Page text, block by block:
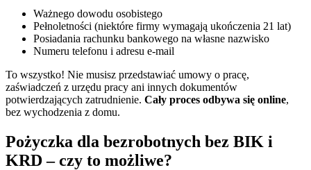
Ważnego dowodu osobistego
Pełnoletności (niektóre firmy wymagają ukończenia 21 lat)
Posiadania rachunku bankowego na własne nazwisko
Numeru telefonu i adresu e-mail
To wszystko! Nie musisz przedstawiać umowy o pracę,
zaświadczeń z urzędu pracy ani innych dokumentów
potwierdzających zatrudnienie. Cały proces odbywa się online,
bez wychodzenia z domu.
Pożyczka dla bezrobotnych bez BIK i
KRD – czy to możliwe?